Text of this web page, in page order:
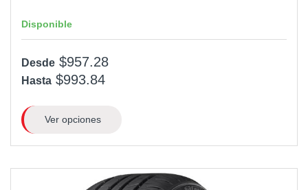
Disponible
Desde $957.28
Hasta $993.84
Ver opciones